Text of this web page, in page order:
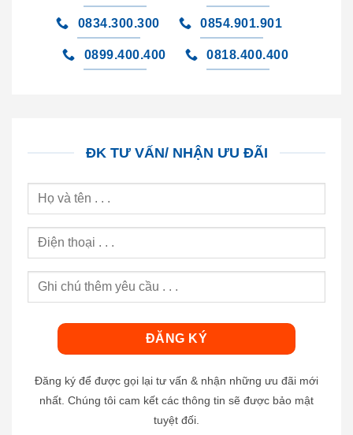
0834.300.300 0854.901.901
0899.400.400 0818.400.400
ĐK TƯ VẤN/ NHẬN ƯU ĐÃI
Đăng ký để được gọi lại tư vấn & nhận những ưu đãi mới
nhất. Chúng tôi cam kết các thông tin sẽ được bảo mật
tuyệt đối.